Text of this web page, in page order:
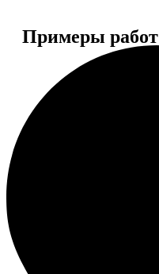
Примеры работ